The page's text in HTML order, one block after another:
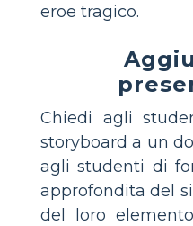
eroe tragico.
Chiedi agli
storyboard a un
agli studenti di
approfondita del
del loro